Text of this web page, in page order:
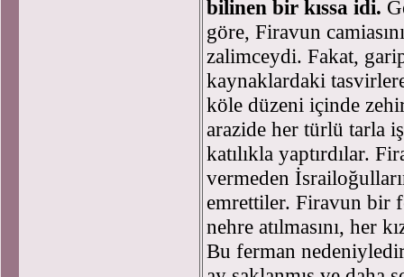
bilinen bir kıssa idi.
göre, Firavun
zalimceydi. Fakat,
kaynaklardaki
köle düzeni içinde
arazide her türlü tarla
katılıkla yaptırdılar.
vermeden
emrettiler. Firavun bir
nehre atılmasını, her
Bu ferman